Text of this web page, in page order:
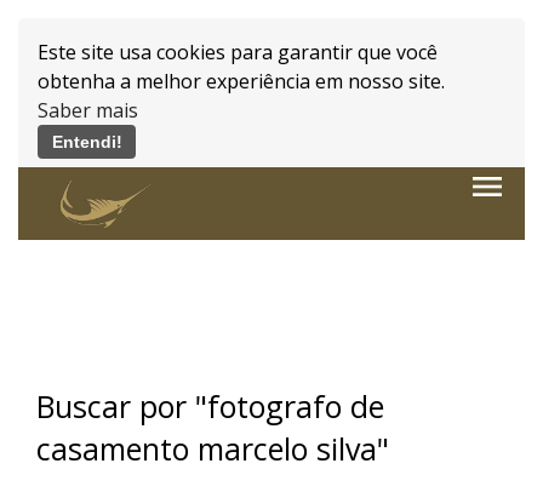
Este site usa cookies para garantir que você
obtenha a melhor experiência em nosso site.
Saber mais
Entendi!
menu
Buscar por "fotografo de
casamento marcelo silva"